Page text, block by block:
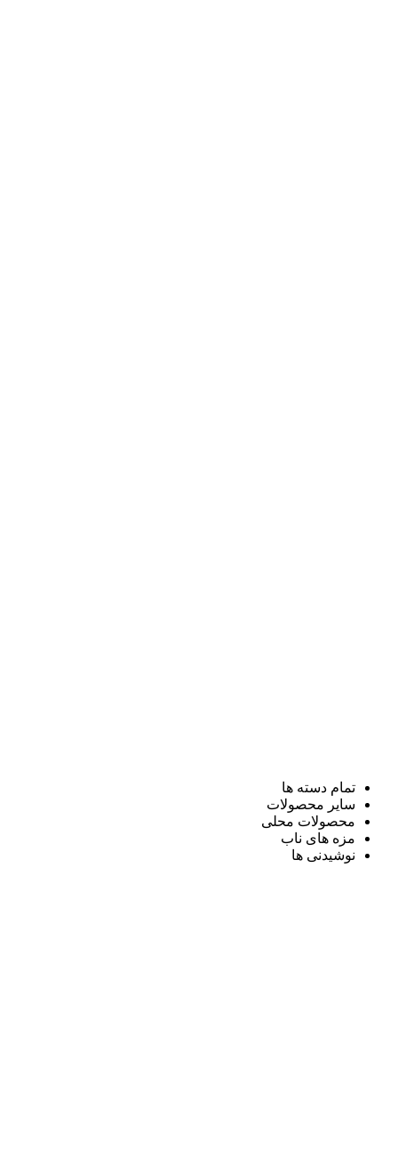
تمام دسته ها
سایر محصولات
محصولات محلی
مزه های ناب
نوشیدنی ها